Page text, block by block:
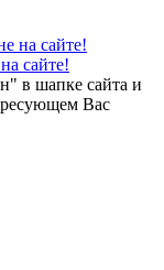
сайте!
в шапке сайта и
Вас